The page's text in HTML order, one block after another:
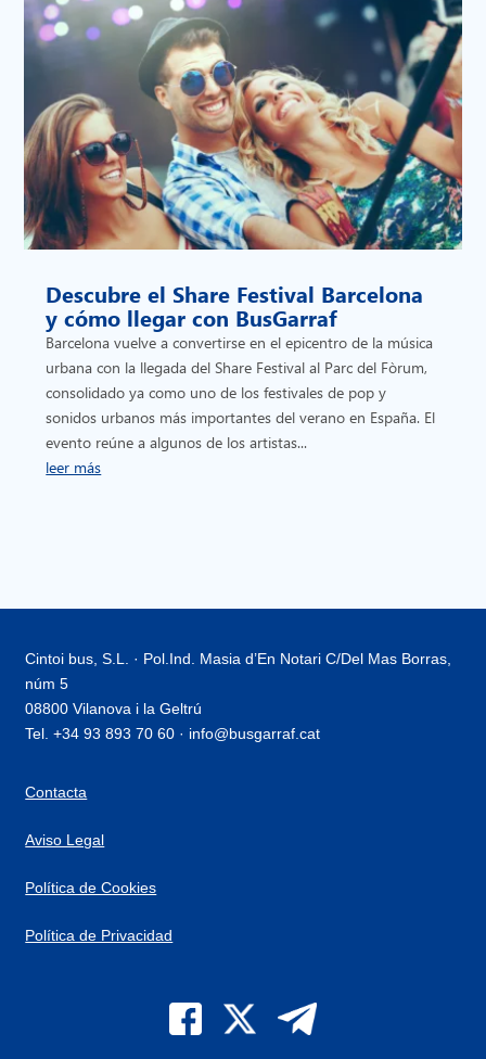
Descubre el Share Festival Barcelona
y cómo llegar con BusGarraf
Barcelona vuelve a convertirse en el epicentro de la música
urbana con la llegada del Share Festival al Parc del Fòrum,
consolidado ya como uno de los festivales de pop y
sonidos urbanos más importantes del verano en España. El
evento reúne a algunos de los artistas...
leer más
Cintoi bus, S.L. · Pol.Ind. Masia d’En Notari C/Del Mas Borras,
núm 5
08800 Vilanova i la Geltrú
Tel. +34 93 893 70 60 · info@busgarraf.cat
Contacta
Aviso Legal
Política de Cookies
Política de Privacidad